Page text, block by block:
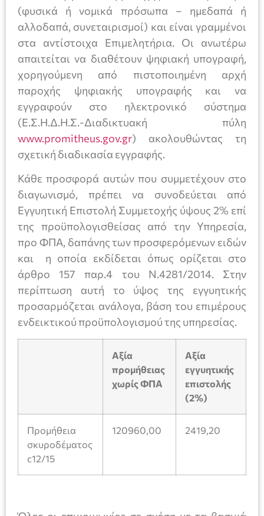
(φυσικά ή νομικά πρόσωπα – ημεδαπά ή
αλλοδαπά, συνεταιρισμοί) και είναι γραμμένοι
στα αντίστοιχα Επιμελητήρια. Οι ανωτέρω
απαιτείται να διαθέτουν ψηφιακή υπογραφή,
χορηγούμενη από πιστοποιημένη αρχή
παροχής ψηφιακής υπογραφής και να
εγγραφούν στο ηλεκτρονικό σύστημα
(Ε.Σ.Η.Δ.Η.Σ.-Διαδικτυακή πύλη
www.promitheus.gov.gr) ακολουθώντας τη
σχετική διαδικασία εγγραφής.
Κάθε προσφορά αυτών που συμμετέχουν στο
διαγωνισμό, πρέπει να συνοδεύεται από
Εγγυητική Επιστολή Συμμετοχής ύψους 2% επί
της προϋπολογισθείσας από την Υπηρεσία,
προ ΦΠΑ, δαπάνης των προσφερόμενων ειδών
και η οποία εκδίδεται όπως ορίζεται στο
άρθρο 157 παρ.4 του Ν.4281/2014. Στην
περίπτωση αυτή το ύψος της εγγυητικής
προσαρμόζεται ανάλογα, βάση του επιμέρους
ενδεικτικού προϋπολογισμού της υπηρεσίας.
Αξία
προμήθειας
χωρίς ΦΠΑ
Αξία
εγγυητικής
επιστολής
(2%)
Προμήθεια
σκυροδέματος
c12/15
120960,00 2419,20